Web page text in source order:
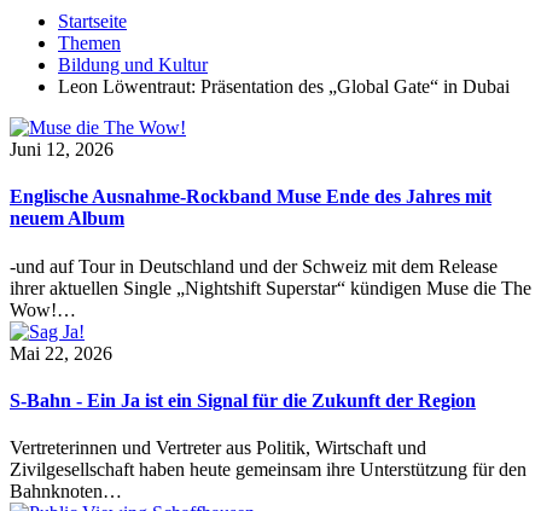
Startseite
Themen
Bildung und Kultur
Leon Löwentraut: Präsentation des „Global Gate“ in Dubai
Juni 12, 2026
Englische Ausnahme-Rockband Muse Ende des Jahres mit
neuem Album
-und auf Tour in Deutschland und der Schweiz mit dem Release
ihrer aktuellen Single „Nightshift Superstar“ kündigen Muse die The
Wow!…
Mai 22, 2026
S-Bahn - Ein Ja ist ein Signal für die Zukunft der Region
Vertreterinnen und Vertreter aus Politik, Wirtschaft und
Zivilgesellschaft haben heute gemeinsam ihre Unterstützung für den
Bahnknoten…